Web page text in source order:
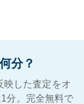
分？
映した査定をオ
分。完全無料で